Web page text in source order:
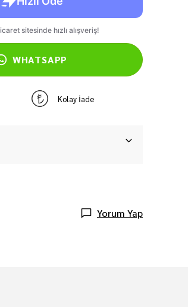
WHATSAPP
Kolay İade
Yorum Yap